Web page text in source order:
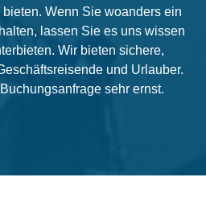
bieten. Wenn Sie woanders ein
lassen Sie es uns wissen
Wir bieten sichere,
und Urlauber.
sehr ernst.